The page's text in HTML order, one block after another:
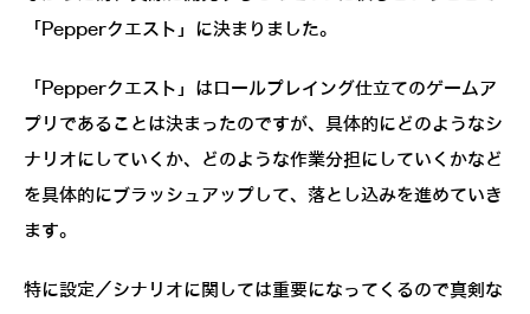
「Pepperクエスト」に決まりました。
「Pepperクエスト」はロールプレイング仕立てのゲームア
プリであることは決まったのですが、具体的にどのようなシ
ナリオにしていくか、どのような作業分担にしていくかなど
を具体的にブラッシュアップして、落とし込みを進めていき
ます。
特に設定／シナリオに関しては重要になってくるので真剣な